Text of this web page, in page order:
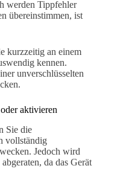
werden Tippfehler
übereinstimmen, ist
kurzzeitig an einem
kennen.
unverschlüsselten
aktivieren
Sie die
vollständig
Jedoch wird
da das Gerät